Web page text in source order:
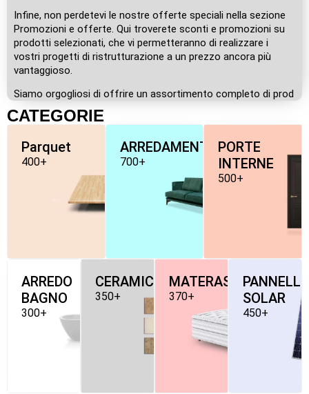
Infine, non perdetevi le nostre offerte speciali nella sezione
Promozioni e offerte. Qui troverete sconti e promozioni su
prodotti selezionati, che vi permetteranno di realizzare i
vostri progetti di ristrutturazione a un prezzo ancora più
vantaggioso.
Siamo orgogliosi di offrire un assortimento completo di prod
CATEGORIE
Parquet
400+
ARREDAMENTO
700+
PORTE
INTERNE
500+
ARREDO
BAGNO
300+
CERAMICHE
350+
MATERASSI
370+
PANNELLI-
SOLAR
450+